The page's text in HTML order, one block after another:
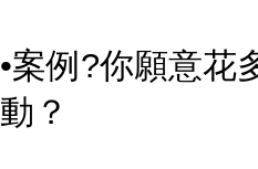
•案例?你願意花
動？